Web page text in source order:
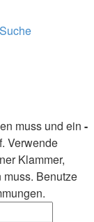
Suche
muss und ein -
Verwende
Klammer,
Benutze